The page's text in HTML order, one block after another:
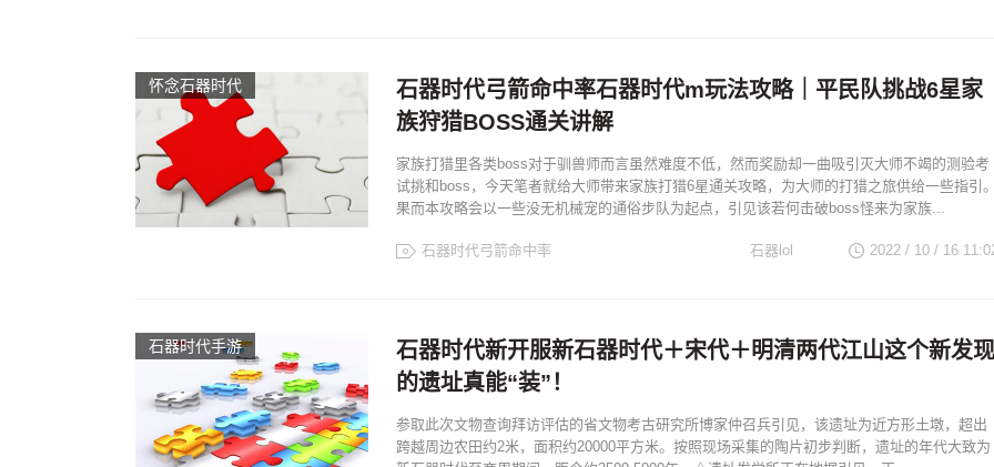
怀念石器时代
石器时代弓箭命中率石器时代m玩法攻略｜平民队挑战6星家
族狩猎BOSS通关讲解
家族打猎里各类boss对于驯兽师而言虽然难度不低，然而奖励却一曲吸引灭大师不竭的测验考
试挑和boss，今天笔者就给大师带来家族打猎6星通关攻略，为大师的打猎之旅供给一些指引。
果而本攻略会以一些没无机械宠的通俗步队为起点，引见该若何击破boss怪来为家族...
石器时代弓箭命中率 2022 / 10 / 16
石器lol
石器时代手游
石器时代新开服新石器时代＋宋代＋明清两代江山这个新发现
的遗址真能“装”！
参取此次文物查询拜访评估的省文物考古研究所博家仲召兵引见，该遗址为近方形土墩，超出
跨越周边农田约2米，面积约20000平方米。按照现场采集的陶片初步判断，遗址的年代大致为